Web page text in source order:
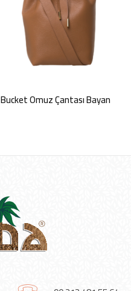
Bucket Omuz Çantası Bayan